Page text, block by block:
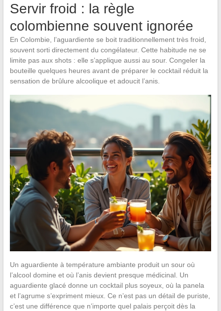
Servir froid : la règle
colombienne souvent ignorée
En Colombie, l’aguardiente se boit traditionnellement très froid,
souvent sorti directement du congélateur. Cette habitude ne se
limite pas aux shots : elle s’applique aussi au sour. Congeler la
bouteille quelques heures avant de préparer le cocktail réduit la
sensation de brûlure alcoolique et adoucit l’anis.
Un aguardiente à température ambiante produit un sour où
l’alcool domine et où l’anis devient presque médicinal. Un
aguardiente glacé donne un cocktail plus soyeux, où la panela
et l’agrume s’expriment mieux. Ce n’est pas un détail de puriste,
c’est une différence que n’importe quel palais perçoit dès la